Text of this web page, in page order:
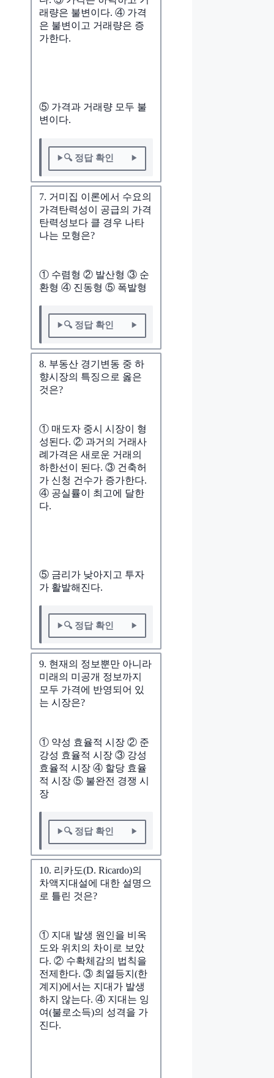
래량은 불변이다. ④ 가격
은 불변이고 거래량은 증
가한다.
⑤ 가격과 거래량 모두 불
변이다.
🔍 정답 확인
7. 거미집 이론에서 수요의
가격탄력성이 공급의 가격
탄력성보다 클 경우 나타
나는 모형은?
① 수렴형 ② 발산형 ③ 순
환형 ④ 진동형 ⑤ 폭발형
🔍 정답 확인
8. 부동산 경기변동 중 하
향시장의 특징으로 옳은
것은?
① 매도자 중시 시장이 형
성된다. ② 과거의 거래사
례가격은 새로운 거래의
하한선이 된다. ③ 건축허
가 신청 건수가 증가한다.
④ 공실률이 최고에 달한
다.
⑤ 금리가 낮아지고 투자
가 활발해진다.
🔍 정답 확인
9. 현재의 정보뿐만 아니라
미래의 미공개 정보까지
모두 가격에 반영되어 있
는 시장은?
① 약성 효율적 시장 ② 준
강성 효율적 시장 ③ 강성
효율적 시장 ④ 할당 효율
적 시장 ⑤ 불완전 경쟁 시
장
🔍 정답 확인
10. 리카도(D. Ricardo)의
차액지대설에 대한 설명으
로 틀린 것은?
① 지대 발생 원인을 비옥
도와 위치의 차이로 보았
다. ② 수확체감의 법칙을
전제한다. ③ 최열등지(한
계지)에서는 지대가 발생
하지 않는다. ④ 지대는 잉
여(불로소득)의 성격을 가
진다.